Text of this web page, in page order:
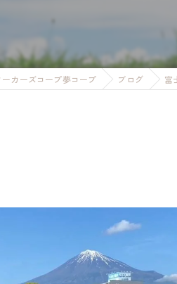
カーズコープ夢コープ ブログ 富